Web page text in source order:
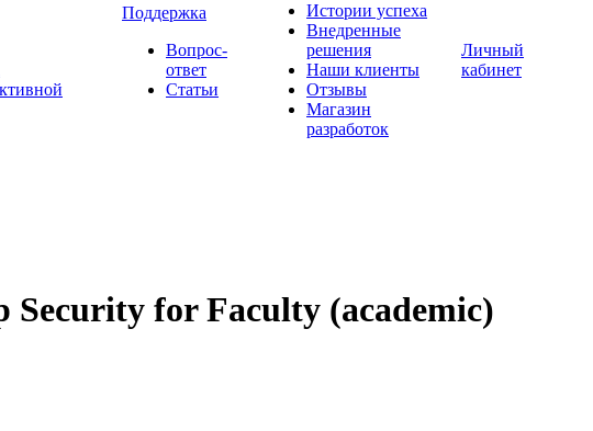
Поддержка
Вопрос-
ответ
Статьи
Истории успеха
Внедренные
решения
Наши клиенты
Отзывы
Магазин
разработок
Личный
кабинет
Security for Faculty (academic)